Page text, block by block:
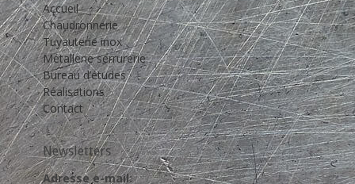
Accueil
Chaudronnerie
Tuyauterie inox
Métallerie serrurerie
Bureau d’études
Réalisations
Contact
Newsletters
Adresse e-mail: